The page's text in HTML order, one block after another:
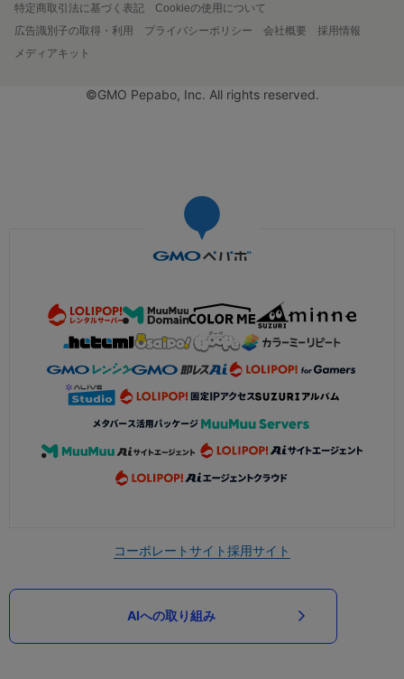
特定商取引法に基づく表記
Cookieの使用について
広告識別子の取得・利用
プライバシーポリシー 会社概要
採用情報
メディアキット
©GMO Pepabo, Inc. All rights reserved.
コーポレートサイト採用サイト
AIへの取り組み